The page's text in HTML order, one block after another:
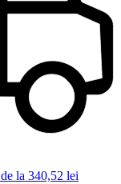
de la 340,52 lei